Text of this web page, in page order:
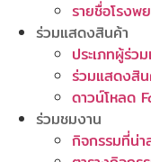
รายชื่อโรงพ
ร่วมแสดงสินค้า
ประเภทผู้ร่ว
ร่วมแสดงสิน
ดาวน์โหลด
ร่วมชมงาน
กิจกรรมที่น่า